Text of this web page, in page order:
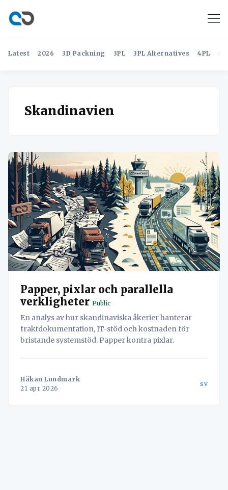
Latest 2026 3D Packning 3PL 3PL Alternatives 4PL
Skandinavien
Papper, pixlar och parallella
verkligheter Public
En analys av hur skandinaviska åkerier hanterar
fraktdokumentation, IT-stöd och kostnaden för
bristande systemstöd. Papper kontra pixlar.
Håkan Lundmark
21 apr 2026
sv